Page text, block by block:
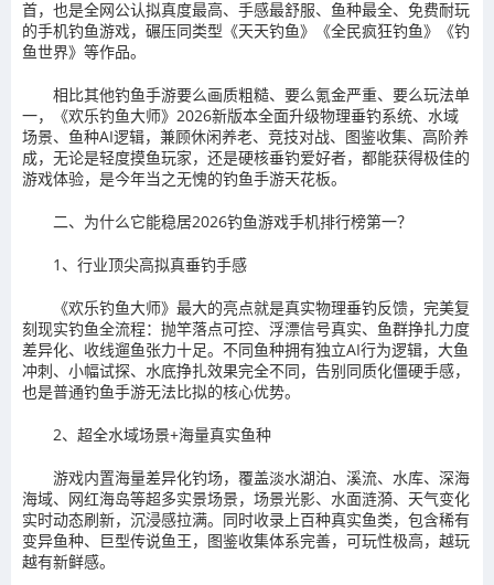
首，也是全网公认拟真度最高、手感最舒服、鱼种最全、免费耐玩
的手机钓鱼游戏，碾压同类型《天天钓鱼》《全民疯狂钓鱼》《钓
鱼世界》等作品。
相比其他钓鱼手游要么画质粗糙、要么氪金严重、要么玩法单
一，《欢乐钓鱼大师》2026新版本全面升级物理垂钓系统、水域
场景、鱼种AI逻辑，兼顾休闲养老、竞技对战、图鉴收集、高阶养
成，无论是轻度摸鱼玩家，还是硬核垂钓爱好者，都能获得极佳的
游戏体验，是今年当之无愧的钓鱼手游天花板。
二、为什么它能稳居2026钓鱼游戏手机排行榜第一？
1、行业顶尖高拟真垂钓手感
《欢乐钓鱼大师》最大的亮点就是真实物理垂钓反馈，完美复
刻现实钓鱼全流程：抛竿落点可控、浮漂信号真实、鱼群挣扎力度
差异化、收线遛鱼张力十足。不同鱼种拥有独立AI行为逻辑，大鱼
冲刺、小幅试探、水底挣扎效果完全不同，告别同质化僵硬手感，
也是普通钓鱼手游无法比拟的核心优势。
2、超全水域场景+海量真实鱼种
游戏内置海量差异化钓场，覆盖淡水湖泊、溪流、水库、深海
海域、网红海岛等超多实景场景，场景光影、水面涟漪、天气变化
实时动态刷新，沉浸感拉满。同时收录上百种真实鱼类，包含稀有
变异鱼种、巨型传说鱼王，图鉴收集体系完善，可玩性极高，越玩
越有新鲜感。